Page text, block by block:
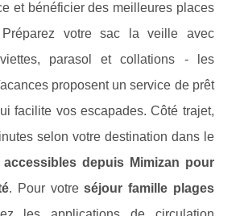
et bénéficier des meilleures places
Préparez votre sac la veille avec
parasol et collations - les
proposent un service de prêt
facilite vos escapades. Côté trajet,
selon votre destination dans le
depuis Mimizan pour
. Pour votreséjour famille plages